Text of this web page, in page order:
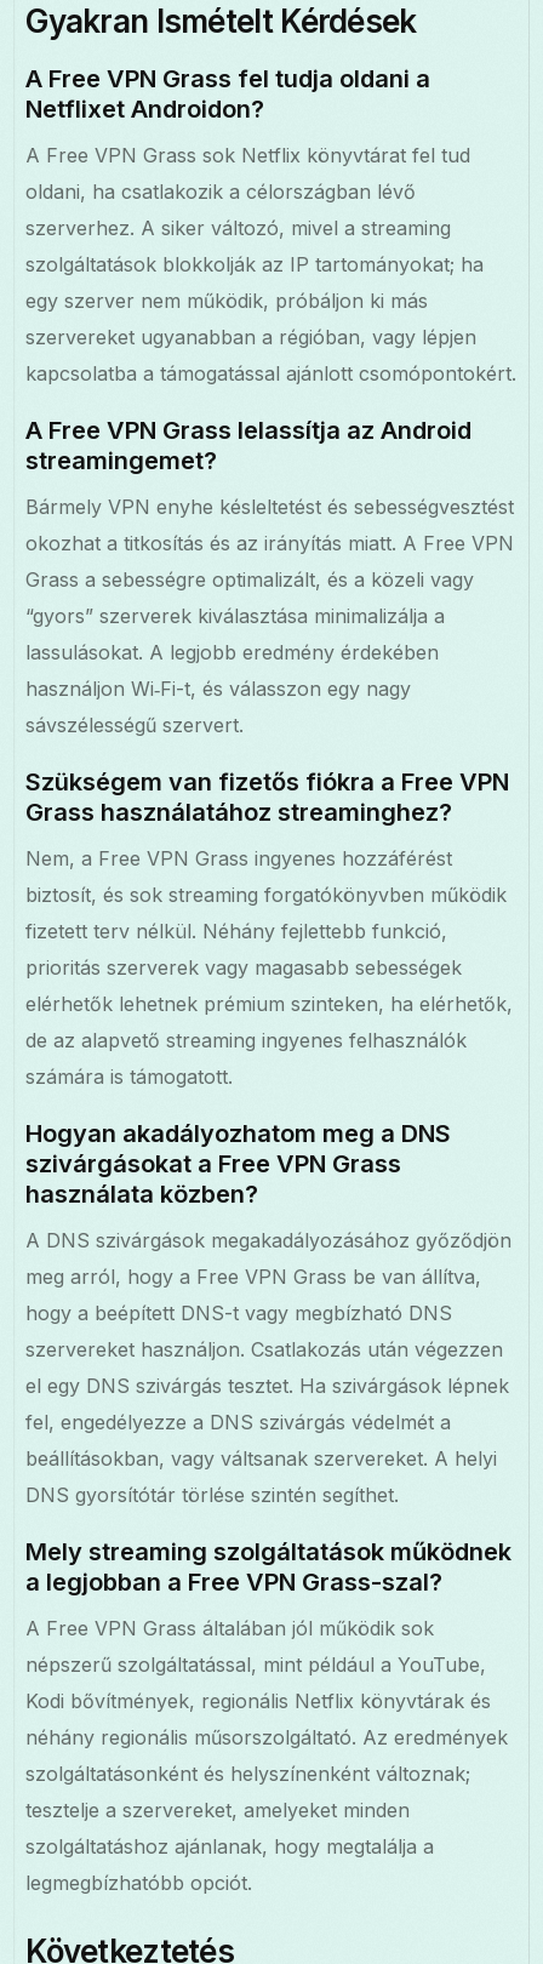
Gyakran Ismételt Kérdések
A Free VPN Grass fel tudja oldani a
Netflixet Androidon?
A Free VPN Grass sok Netflix könyvtárat fel tud
oldani, ha csatlakozik a célországban lévő
szerverhez. A siker változó, mivel a streaming
szolgáltatások blokkolják az IP tartományokat; ha
egy szerver nem működik, próbáljon ki más
szervereket ugyanabban a régióban, vagy lépjen
kapcsolatba a támogatással ajánlott csomópontokért.
A Free VPN Grass lelassítja az Android
streamingemet?
Bármely VPN enyhe késleltetést és sebességvesztést
okozhat a titkosítás és az irányítás miatt. A Free VPN
Grass a sebességre optimalizált, és a közeli vagy
“gyors” szerverek kiválasztása minimalizálja a
lassulásokat. A legjobb eredmény érdekében
használjon Wi‑Fi-t, és válasszon egy nagy
sávszélességű szervert.
Szükségem van fizetős fiókra a Free VPN
Grass használatához streaminghez?
Nem, a Free VPN Grass ingyenes hozzáférést
biztosít, és sok streaming forgatókönyvben működik
fizetett terv nélkül. Néhány fejlettebb funkció,
prioritás szerverek vagy magasabb sebességek
elérhetők lehetnek prémium szinteken, ha elérhetők,
de az alapvető streaming ingyenes felhasználók
számára is támogatott.
Hogyan akadályozhatom meg a DNS
szivárgásokat a Free VPN Grass
használata közben?
A DNS szivárgások megakadályozásához győződjön
meg arról, hogy a Free VPN Grass be van állítva,
hogy a beépített DNS-t vagy megbízható DNS
szervereket használjon. Csatlakozás után végezzen
el egy DNS szivárgás tesztet. Ha szivárgások lépnek
fel, engedélyezze a DNS szivárgás védelmét a
beállításokban, vagy váltsanak szervereket. A helyi
DNS gyorsítótár törlése szintén segíthet.
Mely streaming szolgáltatások működnek
a legjobban a Free VPN Grass-szal?
A Free VPN Grass általában jól működik sok
népszerű szolgáltatással, mint például a YouTube,
Kodi bővítmények, regionális Netflix könyvtárak és
néhány regionális műsorszolgáltató. Az eredmények
szolgáltatásonként és helyszínenként változnak;
tesztelje a szervereket, amelyeket minden
szolgáltatáshoz ajánlanak, hogy megtalálja a
legmegbízhatóbb opciót.
Következtetés